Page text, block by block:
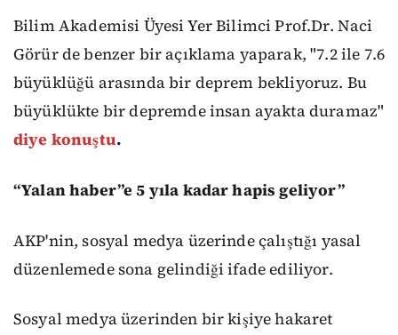
Bilim Akademisi Üyesi Yer Bilimci Prof.Dr. Naci
Görür de benzer bir açıklama yaparak, "7.2 ile 7.6
büyüklüğü arasında bir deprem bekliyoruz. Bu
büyüklükte bir depremde insan ayakta duramaz"
diye konuştu.
“Yalan haber”e 5 yıla kadar hapis geliyor”
AKP'nin, sosyal medya üzerinde çalıştığı yasal
düzenlemede sona gelindiği ifade ediliyor.
Sosyal medya üzerinden bir kişiye hakaret